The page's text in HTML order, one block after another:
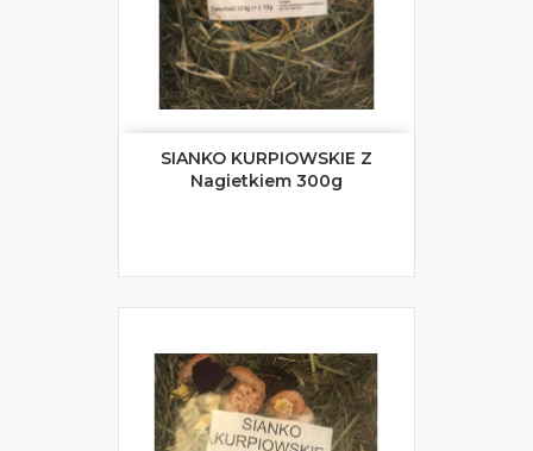
SIANKO KURPIOWSKIE Z
Nagietkiem 300g